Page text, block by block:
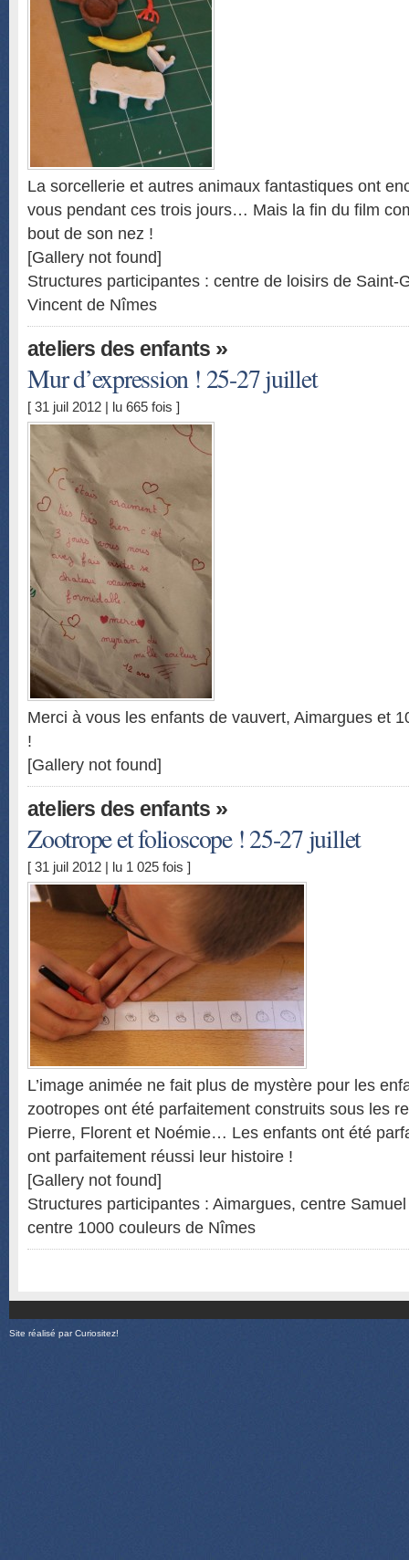
La sorcellerie et autres animaux fantastiques ont
vous pendant ces trois jours… Mais la fin du film
bout de son nez !
[Gallery not found]
Structures participantes : centre de loisirs de Saint-
Vincent de Nîmes
ateliers des enfants »
Mur d’expression ! 25-27 juillet
[ 31 juil 2012 | lu 665 fois ]
Merci à vous les enfants de vauvert, Aimargues et
!
[Gallery not found]
ateliers des enfants »
Zootrope et folioscope ! 25-27 juillet
[ 31 juil 2012 | lu 1 025 fois ]
L’image animée ne fait plus de mystère pour les
zootropes ont été parfaitement construits sous les
Pierre, Florent et Noémie… Les enfants ont été
ont parfaitement réussi leur histoire !
[Gallery not found]
Structures participantes : Aimargues, centre
centre 1000 couleurs de Nîmes
Site réalisé parCuriositez!